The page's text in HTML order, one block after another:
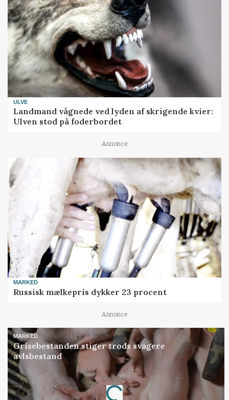
ULVE
Landmand vågnede ved lyden af skrigende kvier:
Ulven stod på foderbordet
Annonce
MARKED
Russisk mælkepris dykker 23 procent
Annonce
MARKED
Grisebestanden stiger trods svagere
avlsbestand
Annonce
Loading...